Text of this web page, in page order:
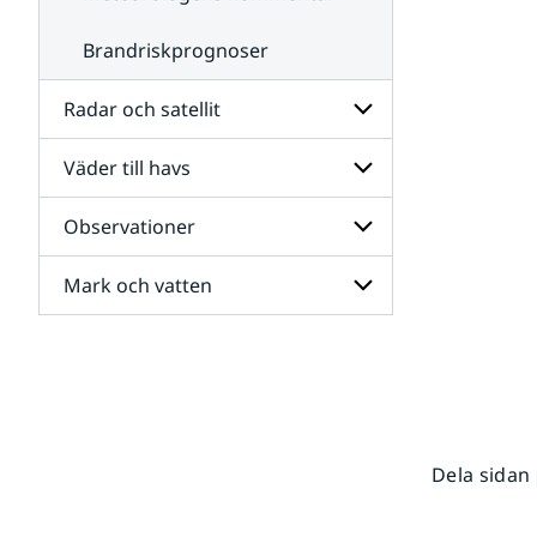
Brandriskprognoser
Radar och satellit
Undersidor
för
Radar
och
satellit
Väder till havs
Undersidor
för
Väder
till
havs
Observationer
Undersidor
för
Mark och vatten
Dela sidan